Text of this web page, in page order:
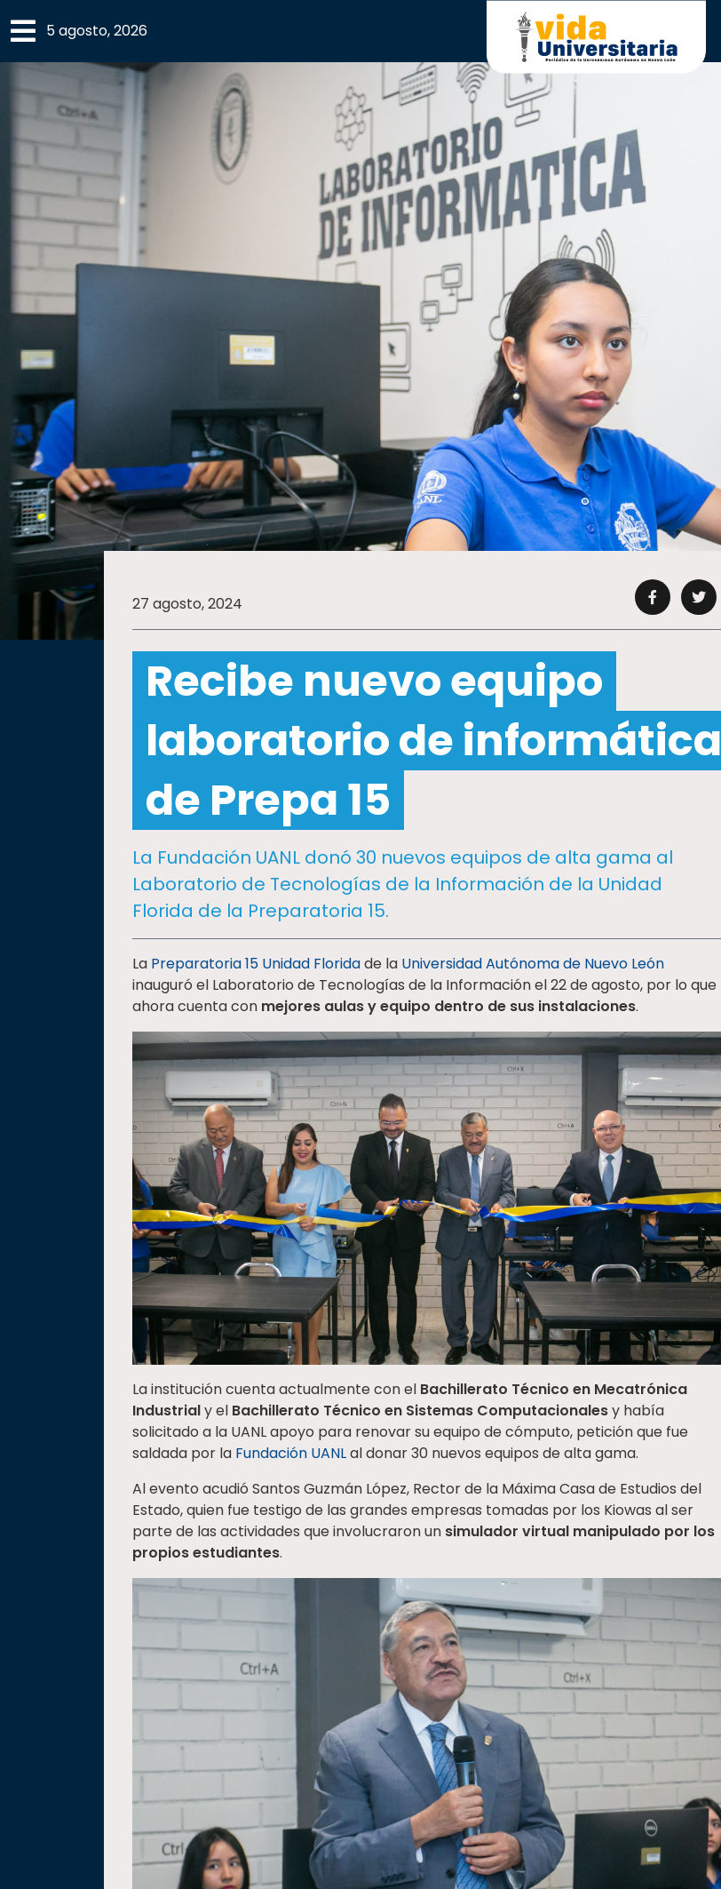
×
ACADEMIA
CAMPUSUANL
COMUNIDADUANL
SALUD
SUSTENTABILIDAD
TEMAS
Oferta
educativa
Internacionalización
5 agosto, 2026
27 agosto, 2024
Recibe nuevo equipo
laboratorio de informática
de Prepa 15
La Fundación UANL donó 30 nuevos equipos de alta gama al
Laboratorio de Tecnologías de la Información de la Unidad
Florida de la Preparatoria 15.
La Preparatoria 15 Unidad Floridade la Universidad Autónoma de Nuevo León
inauguró el Laboratorio de Tecnologías de la Información el 22 de agosto, por lo que
ahora cuenta con mejores aulas y equipo dentro de sus instalaciones.
La institución cuenta actualmente con el Bachillerato Técnico en Mecatrónica
Industrialy el Bachillerato Técnico en Sistemas Computacionalesy había
solicitado a la UANL apoyo para renovar su equipo de cómputo, petición que fue
saldada por la Fundación UANLal donar 30 nuevos equipos de alta gama.
Al evento acudió Santos Guzmán López, Rector de la Máxima Casa de Estudios del
Estado, quien fue testigo de las grandes empresas tomadas por los Kiowas al ser
parte de las actividades que involucraron un simulador virtual manipulado por los
propios estudiantes.